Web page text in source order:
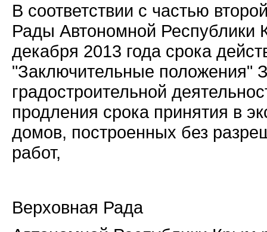
В соответствии с частью
Рады Автономной Республики
декабря 2013 года срока
"Заключительные положения"
градостроительной
продления срока принятия в
домов, построенных без
работ,
Верховная Рада